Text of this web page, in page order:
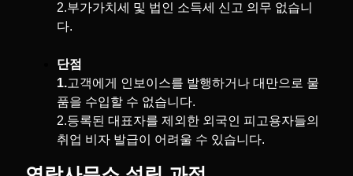
2.부가가치세 및 법인 소득세 신고 의무 없습니
다.
단점
1.고객에게 인보이스를 발행하거나 대만으로 물
품을 수입할 수 없습니다.
2.등록된 대표자를 제외한 외국인 피고용자들의
취업 비자 발급이 어려울 수 있습니다.